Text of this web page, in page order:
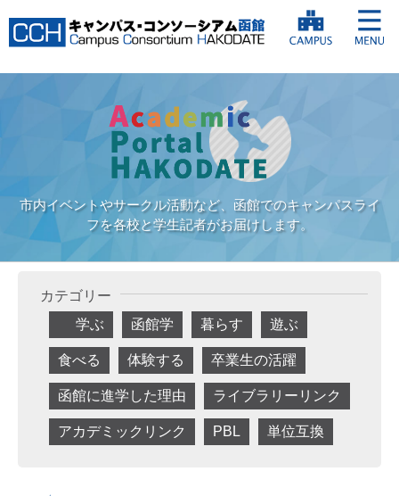
市内イベントやサークル活動など、函館でのキャンパスライ
フを各校と学生記者がお届けします。
カテゴリー
学ぶ
函館学 暮らす 遊ぶ
食べる 体験する 卒業生の活躍
函館に進学した理由 ライブラリーリンク
アカデミックリンク PBL 単位互換